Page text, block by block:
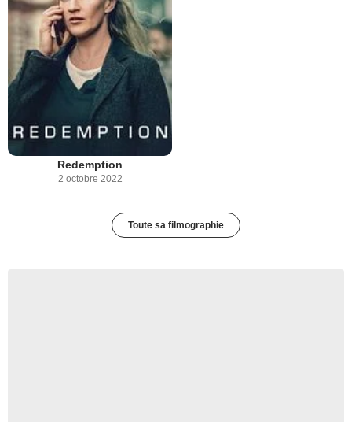
Redemption
2 octobre 2022
Toute sa filmographie